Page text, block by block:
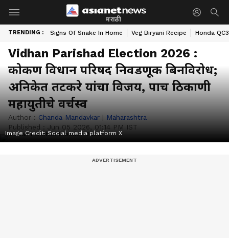
मराठी
TRENDING : Signs Of Snake In Home Veg Biryani Recipe Honda
Vidhan Parishad Election 2026 :
कोकण विधान परिषद निवडणूक बिनविरोध;
अनिकेत तटकरे यांचा विजय, पाच ठिकाणी
महायुतीचे वर्चस्व
Author : Chanda Mandavkar | Maharashtra
Published : Jun 05 2026, 01:14 PM IST
Image Credit:Social media platform X